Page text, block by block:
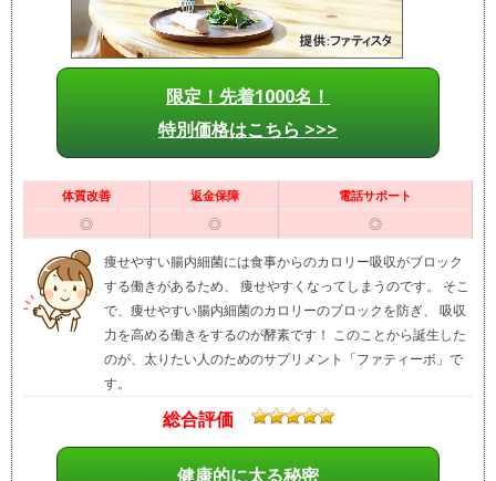
限定！先着1000名！
特別価格はこちら >>>
体質改善 返金保障 電話サポート
◎ ◎
◎
痩せやすい腸内細菌には食事からのカロリー吸収がブロック
する働きがあるため、 痩せやすくなってしまうのです。 そこ
で、痩せやすい腸内細菌のカロリーのブロックを防ぎ、 吸収
力を高める働きをするのが酵素です！ このことから誕生した
のが、太りたい人のためのサプリメント「ファティーボ」で
す。
総合評価
健康的に太る秘密